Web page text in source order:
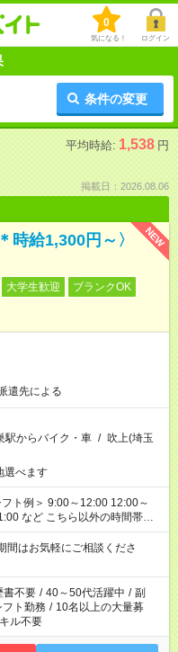
0
気になる！ ログイン
条件の変更
平均時給: 1,538 円
掲載日：2026.08.06
NEW
時給1,300円～〉
大学生歓迎
ブランクOK
遣先による
駅からバイク・車 / 吹上(埼玉
べます
の時間帯も
はお気軽にご相談くださ
書不要 / 40～50代活躍中 / 副
フト勤務 / 10名以上の大量募
ル不要